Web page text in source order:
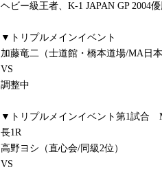
ヘビー級王者、K-1 JAPAN GP 2004
▼トリプルメインイベント
加藤竜二（士道館・橋本道場/MA日
VS
調整中
▼トリプルメインイベント第1試合
長1R
高野ヨシ（直心会/同級2位）
VS